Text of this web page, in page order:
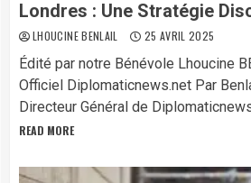
Londres : Une Stratégie
LHOUCINE BENLAIL 25 AVRIL 2025
Édité par notre Bénévole Lhoucine
Officiel Diplomaticnews.net Par
Directeur Général de
READ MORE